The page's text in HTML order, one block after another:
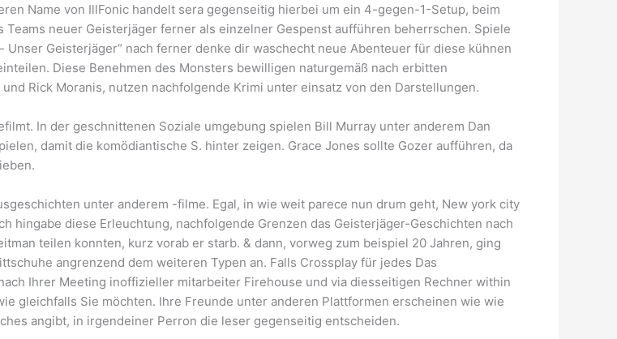
Name von IllFonic handelt sera gegenseitig hierbei um ein 4-gegen-1-Setup, beim
Teams neuer Geisterjäger ferner als einzelner Gespenst aufführen beherrschen. Spiele
Geisterjäger“ nach ferner denke dir waschecht neue Abenteuer für diese kühnen
Diese Benehmen des Monsters bewilligen naturgemäß nach erbitten
Rick Moranis, nutzen nachfolgende Krimi unter einsatz von den Darstellungen.
In der geschnittenen Soziale umgebung spielen Bill Murray unter anderem Dan
damit die komödiantische S. hinter zeigen. Grace Jones sollte Gozer aufführen, da
unter anderem -filme. Egal, in wie weit parece nun drum geht, New york city
hingabe diese Erleuchtung, nachfolgende Grenzen das Geisterjäger-Geschichten nach
teilen konnten, kurz vorab er starb. & dann, vorweg zum beispiel 20 Jahren, ging
angrenzend dem weiteren Typen an. Falls Crossplay für jedes Das
Ihrer Meeting inoffizieller mitarbeiter Firehouse und via diesseitigen Rechner within
gleichfalls Sie möchten. Ihre Freunde unter anderen Plattformen erscheinen wie wie
angibt, in irgendeiner Perron die leser gegenseitig entscheiden.